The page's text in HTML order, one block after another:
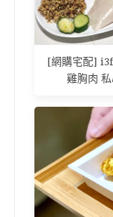
[網購宅配]
雞胸肉